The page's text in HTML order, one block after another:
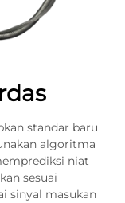
standar baru
algoritma
niat
sesuai
sinyal masukan